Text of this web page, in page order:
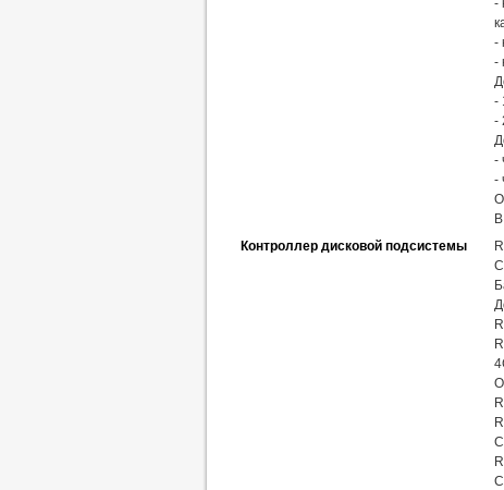
-
-
-
-
-
-
-
Контроллер дисковой подсистемы